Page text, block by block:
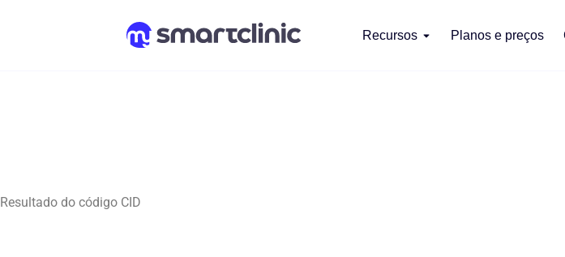
Recursos Planos e preços
Resultado do código CID